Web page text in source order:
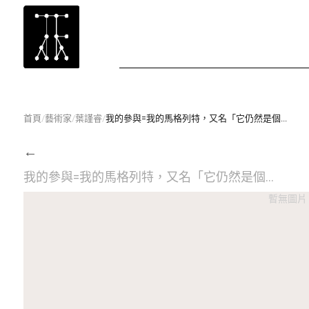
首頁/藝術家/葉謹睿/我的參與=我的馬格列特，又名「它仍然是個...
←
我的參與=我的馬格列特，又名「它仍然是個...
暫無圖片